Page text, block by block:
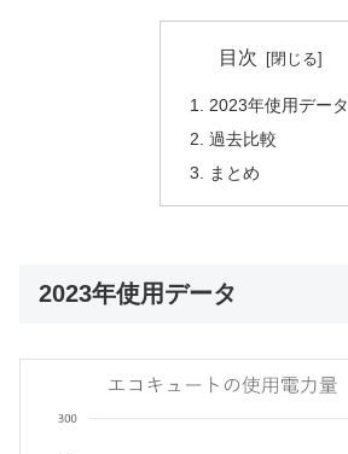
目次
2023年使用データ
過去比較
まとめ
2023年使用データ